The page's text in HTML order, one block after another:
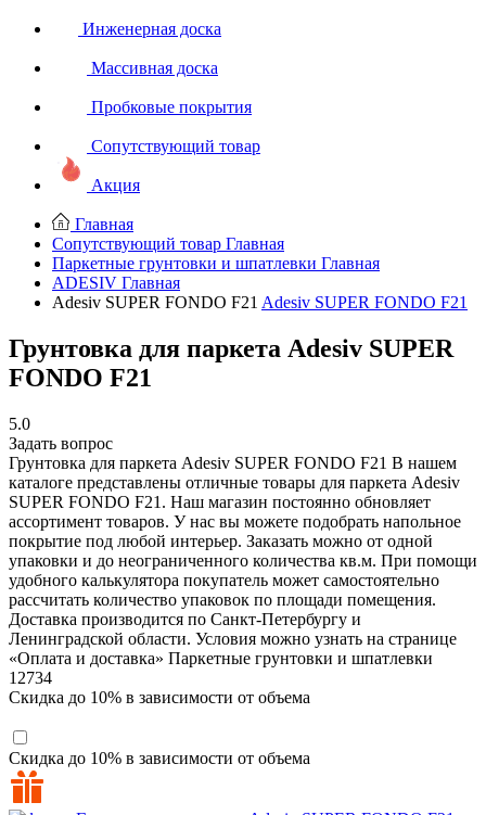
Инженерная доска
Массивная доска
Пробковые покрытия
Сопутствующий товар
Акция
Главная
Сопутствующий товар Главная
Паркетные грунтовки и шпатлевки Главная
ADESIV Главная
Adesiv SUPER FONDO F21 Adesiv SUPER FONDO F21
Грунтовка для паркета Adesiv SUPER
FONDO F21
5.0
Задать вопрос
Грунтовка для паркета Adesiv SUPER FONDO F21 В нашем
каталоге представлены отличные товары для паркета Adesiv
SUPER FONDO F21. ​​​​​​Наш магазин постоянно обновляет
ассортимент товаров. У нас вы можете подобрать напольное
покрытие под любой интерьер. Заказать можно от одной
упаковки и до неограниченного количества кв.м. При помощи
удобного калькулятора покупатель может самостоятельно
рассчитать количество упаковок по площади помещения.
Доставка производится по Санкт-Петербургу и
Ленинградской области. Условия можно узнать на странице
«Оплата и доставка» Паркетные грунтовки и шпатлевки
12734
Скидка до 10% в зависимости от объема
Скидка до 10% в зависимости от объема